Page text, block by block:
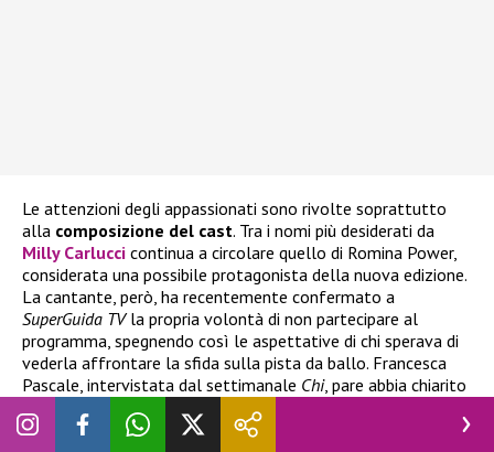
Le attenzioni degli appassionati sono rivolte soprattutto
alla composizione del cast. Tra i nomi più desiderati da
Milly Carlucci continua a circolare quello di Romina Power,
considerata una possibile protagonista della nuova edizione.
La cantante, però, ha recentemente confermato a
SuperGuida TVla propria volontà di non partecipare al
programma, spegnendo così le aspettative di chi sperava di
vederla affrontare la sfida sulla pista da ballo. Francesca
Pascale, intervistata dal settimanale Chi, pare abbia chiarito
di aver declinato l’invito a partecipare, sottolineando il
proprio apprezzamento per lo show ma spiegando di non